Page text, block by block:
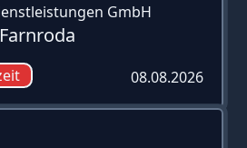
GmbH
08.08.2026